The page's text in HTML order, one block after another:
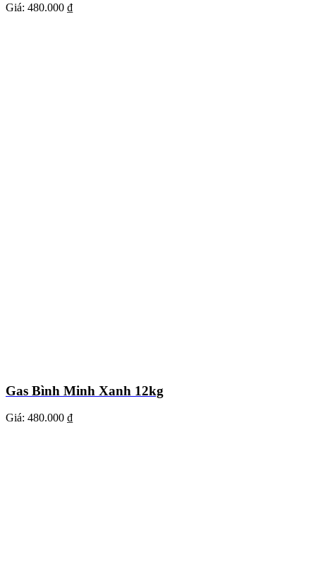
Giá: 480.000 ₫
Gas Bình Minh Xanh 12kg
Giá: 480.000 ₫